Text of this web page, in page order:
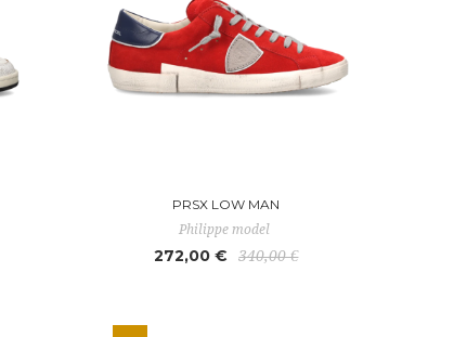
PRSX LOW MAN
Philippe model
272,00 € 340,00 €